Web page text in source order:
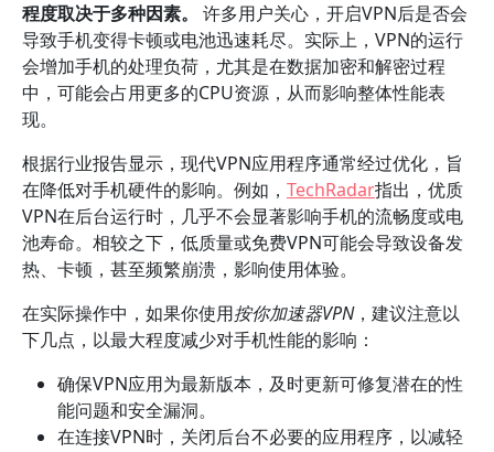
程度取决于多种因素。
许多用户关心，开启VPN后是否会
导致手机变得卡顿或电池迅速耗尽。实际上，VPN的运行
会增加手机的处理负荷，尤其是在数据加密和解密过程
中，可能会占用更多的CPU资源，从而影响整体性能表
现。
根据行业报告显示，现代VPN应用程序通常经过优化，旨
在降低对手机硬件的影响。例如， TechRadar指出，优质
VPN在后台运行时，几乎不会显著影响手机的流畅度或电
池寿命。相较之下，低质量或免费VPN可能会导致设备发
热、卡顿，甚至频繁崩溃，影响使用体验。
在实际操作中，如果你使用按你加速器VPN，建议注意以
下几点，以最大程度减少对手机性能的影响：
确保VPN应用为最新版本，及时更新可修复潜在的性
能问题和安全漏洞。
在连接VPN时，关闭后台不必要的应用程序，以减轻